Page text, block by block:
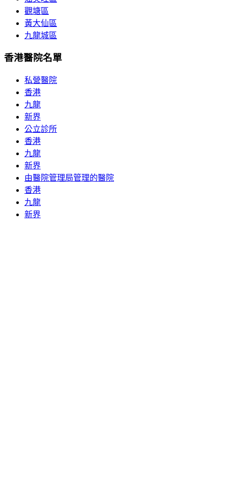
觀塘區
黃大仙區
九龍城區
香港醫院名單
私營醫院
香港
九龍
新界
公立診所
香港
九龍
新界
由醫院管理局管理的醫院
香港
九龍
新界